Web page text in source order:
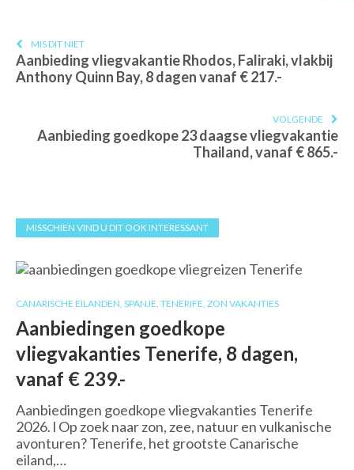
MIS DIT NIET
Aanbieding vliegvakantie Rhodos, Faliraki, vlakbij
Anthony Quinn Bay, 8 dagen vanaf € 217.-
VOLGENDE
Aanbieding goedkope 23 daagse vliegvakantie
Thailand, vanaf € 865.-
MISSCHIEN VIND U DIT OOK INTERESSANT
CANARISCHE EILANDEN, SPANJE, TENERIFE, ZON VAKANTIES
Aanbiedingen goedkope
vliegvakanties Tenerife, 8 dagen,
vanaf € 239.-
Aanbiedingen goedkope vliegvakanties Tenerife
2026. l Op zoek naar zon, zee, natuur en vulkanische
avonturen? Tenerife, het grootste Canarische
eiland,…